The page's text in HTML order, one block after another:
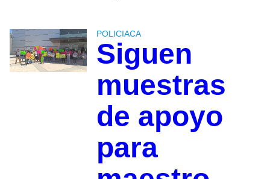
POLICIACA
Siguen
muestras
de apoyo
para